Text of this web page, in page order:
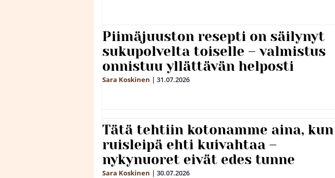
Piimäjuuston resepti on säilynyt
sukupolvelta toiselle – valmistus
onnistuu yllättävän helposti
Sara Koskinen | 31.07.2026
Tätä tehtiin kotonamme aina, kun
ruisleipä ehti kuivahtaa –
nykynuoret eivät edes tunne
Sara Koskinen | 30.07.2026